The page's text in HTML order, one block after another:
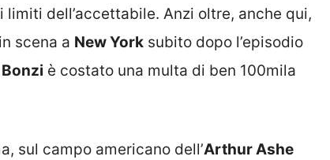
dell’accettabile. Anzi oltre, anche qui,
scena a New York subito dopo l’episodio
Bonzi è costato una multa di ben 100mila
sul campo americano dell’Arthur Ashe